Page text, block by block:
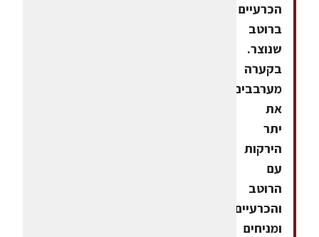
הכרעיים
ברוטב
שנוצר.
בקערה
מערבבים
את
יתר
הירקות
עם
הרוטב
והכרעיים
ומניחים